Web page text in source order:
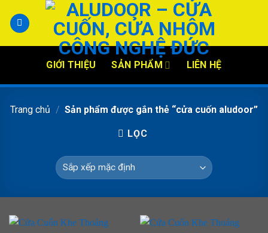
content
GIỚI THIỆU SẢN PHẨM LIÊN HỆ
Trang chủ / Sản phẩm được gắn thẻ “cửa cuốn aludoor”
LỌC